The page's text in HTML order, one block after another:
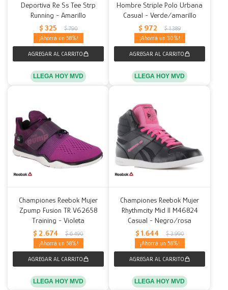
Deportiva Re Ss Tee Strp
Running - Amarillo
$ 325 $ 790
58
LLEGA HOY MVD
Hombre Striple Polo Urbana
Casual - Verde/amarillo
$ 972 $ 1.389
30
LLEGA HOY MVD
Championes Reebok Mujer
Zpump Fusion TR V62658
Training - Violeta
$ 2.674 $ 6.490
58
LLEGA HOY MVD
Championes Reebok Mujer
Rhythmcity Mid II M46824
Casual - Negro/rosa
$ 1.644 $ 3.990
58
LLEGA HOY MVD